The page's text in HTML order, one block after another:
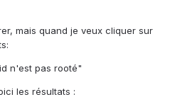
mais quand je veux cliquer sur
n'est pas rooté"
les résultats :